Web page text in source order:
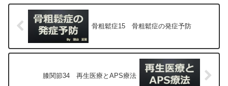
骨粗鬆症15 骨粗鬆症の発症予防
膝関節34 再生医療とAPS療法